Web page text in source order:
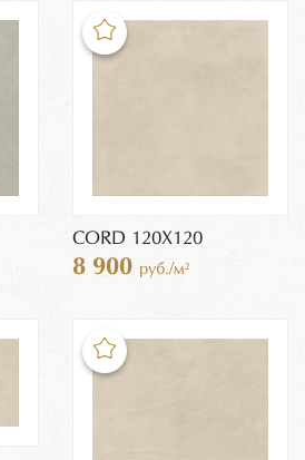
CORD 120X120
8 900 руб./м²